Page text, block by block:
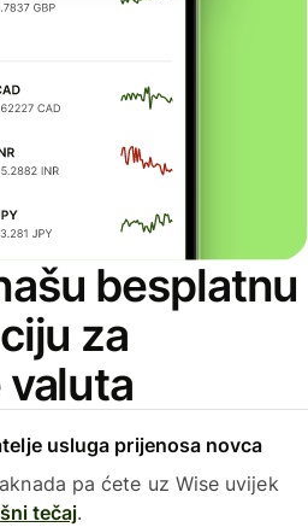
besplatnu
za
usluga prijenosa novca
pa ćete uz Wise uvijek
tečaj.